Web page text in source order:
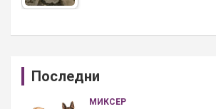
Последни
МИКСЕР